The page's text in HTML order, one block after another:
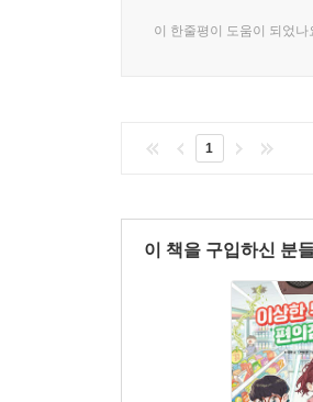
이 한줄평이 도움이 되었나
1
이 책을 구입하신 분